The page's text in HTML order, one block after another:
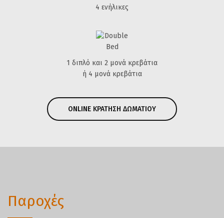
4 ενήλικες
1 διπλό και 2 μονά κρεβάτια
ή 4 μονά κρεβάτια
ONLINE ΚΡΑΤΗΣΗ ΔΩΜΑΤΙΟΥ
Παροχές